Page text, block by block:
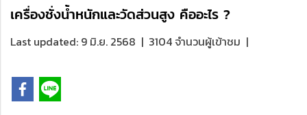
เครื่องชั่งน้ำหนักและวัดส่วนสูง คืออะไร ?
Last updated: 9 มิ.ย. 2568 | 3104 จำนวนผู้เข้าชม |